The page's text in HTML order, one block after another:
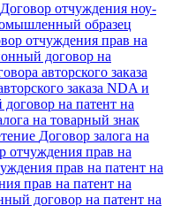
Договор отчуждения ноу-
образец
отчуждения прав на
договор на
авторского заказа
заказа NDA и
на патент на
на товарный знак
Договор залога на
отчуждения прав на
прав на патент на
прав на патент на
договор на патент на